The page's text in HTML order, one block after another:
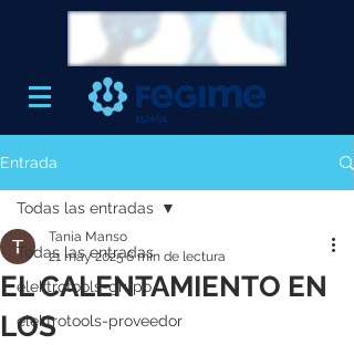
Entrada
Todas las entradas
elektrotools-grupo
elektrotools-proveedor
Todas las entradas
EL CALENTAMIENTO EN
LOS
Tania Manso
21 may 20256 min de lectura